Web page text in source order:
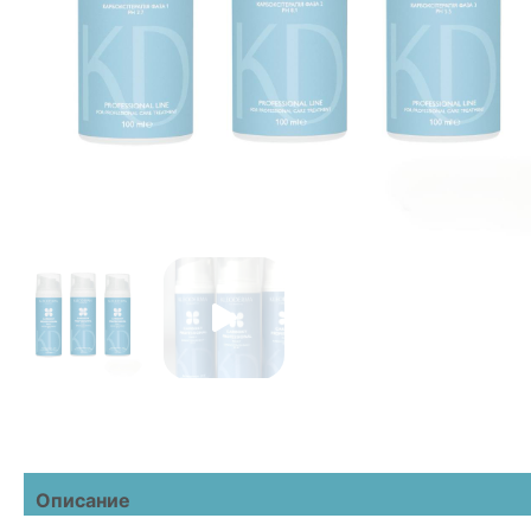
Описание